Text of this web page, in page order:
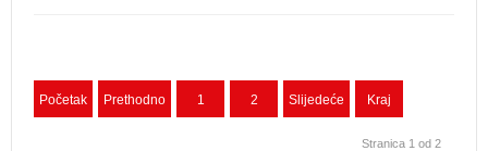
Početak Prethodno 1 2 Slijedeće Kraj
Stranica 1 od 2